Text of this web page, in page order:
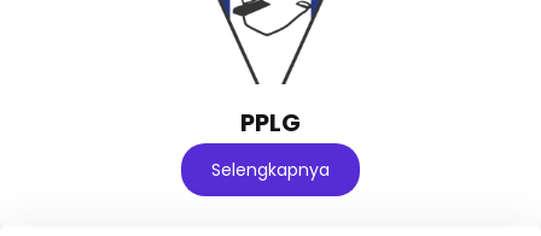
PPLG
Selengkapnya